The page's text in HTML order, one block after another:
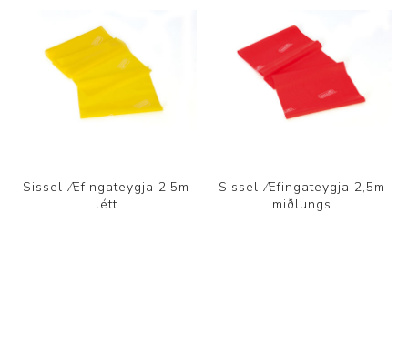
Sissel Æfingateygja 2,5m
létt
Sissel Æfingateygja 2,5m
miðlungs